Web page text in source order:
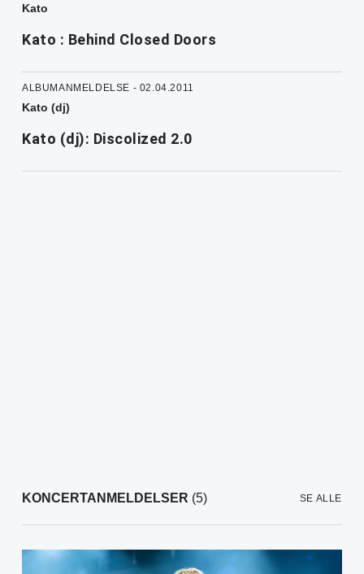
Kato
Kato : Behind Closed Doors
ALBUMANMELDELSE - 02.04.2011
Kato (dj)
Kato (dj): Discolized 2.0
KONCERTANMELDELSER (5) SE ALLE